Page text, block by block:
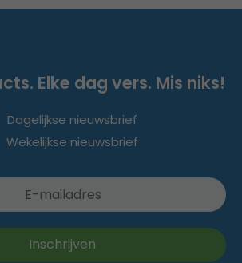
Elke dag vers. Mis niks!
Dagelijkse nieuwsbrief
Wekelijkse nieuwsbrief